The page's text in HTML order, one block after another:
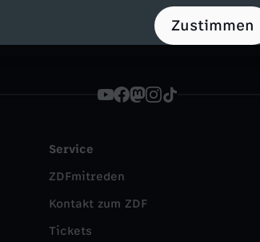
Zustimmen
Service
ZDFmitreden
Kontakt zum ZDF
Tickets